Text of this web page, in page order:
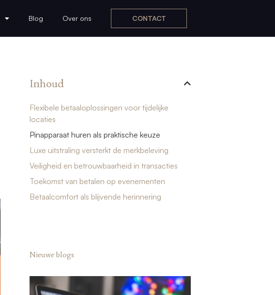
Blog Over ons CONTACT
Inhoud
Flexibele betaaloplossingen voor tijdelijke
locaties
Pinapparaat huren als praktische keuze
Luxe uitstraling versterkt de merkbeleving
Veiligheid en betrouwbaarheid in transacties
Toekomst van betalen op evenementen
Betaalcomfort als blijvende herinnering
Nieuwe blogs